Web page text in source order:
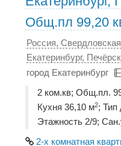
Общ.пл 99,20
Россия,
Екатеринбург,
город Екатеринбург
2 ком.кв; Общ.пл.
Кухня 36,10 м2;
Этажность 2/9;
2-х комнатная